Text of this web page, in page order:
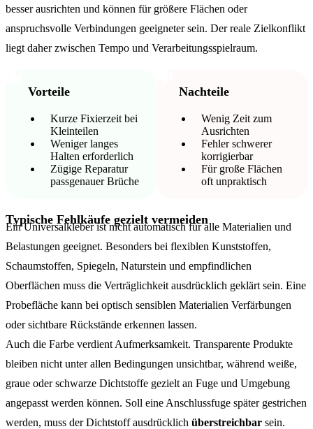
besser ausrichten und können für größere Flächen oder
anspruchsvolle Verbindungen geeigneter sein. Der reale Zielkonflikt
liegt daher zwischen Tempo und Verarbeitungsspielraum.
Vorteile
Kurze Fixierzeit bei
Kleinteilen
Weniger langes
Halten erforderlich
Zügige Reparatur
passgenauer Brüche
Nachteile
Wenig Zeit zum
Ausrichten
Fehler schwerer
korrigierbar
Für große Flächen
oft unpraktisch
Typische Fehlkäufe gezielt vermeiden
Ein Universalkleber ist nicht automatisch für alle Materialien und
Belastungen geeignet. Besonders bei flexiblen Kunststoffen,
Schaumstoffen, Spiegeln, Naturstein und empfindlichen
Oberflächen muss die Verträglichkeit ausdrücklich geklärt sein. Eine
Probefläche kann bei optisch sensiblen Materialien Verfärbungen
oder sichtbare Rückstände erkennen lassen.
Auch die Farbe verdient Aufmerksamkeit. Transparente Produkte
bleiben nicht unter allen Bedingungen unsichtbar, während weiße,
graue oder schwarze Dichtstoffe gezielt an Fuge und Umgebung
angepasst werden können. Soll eine Anschlussfuge später gestrichen
werden, muss der Dichtstoff ausdrücklich überstreichbar sein.